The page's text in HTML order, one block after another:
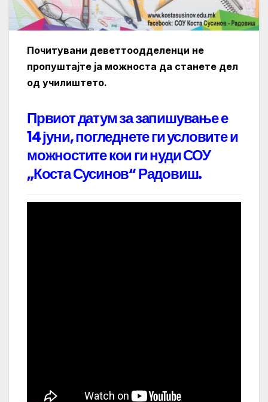
Почитувани деветтоодделенци не
пропуштајте ја можноста да станете дел
од училиштето.
Првиот датум за запишување е
14 јуни, погледнете ги условите и
можностите кои ги нуди СОУ
„Коста Сусинов“ Радовиш.